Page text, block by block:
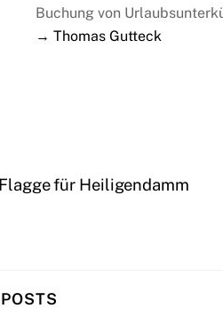
Buchung von
→ Thomas Gutteck
für Heiligendamm